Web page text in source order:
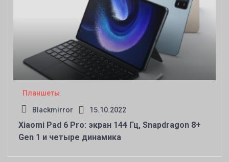
Планшеты
Blackmirror 15.10.2022
Xiaomi Pad 6 Pro: экран 144 Гц, Snapdragon 8+
Gen 1 и четыре динамика